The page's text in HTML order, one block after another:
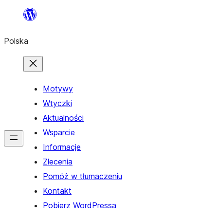
Przejdź
treści
Polska
Motywy
Wtyczki
Aktualności
Wsparcie
Informacje
Zlecenia
Pomóż w tłumaczeniu
Kontakt
Pobierz WordPressa